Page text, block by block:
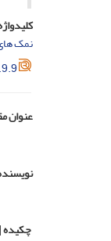
نمک
عنوان
چکیده